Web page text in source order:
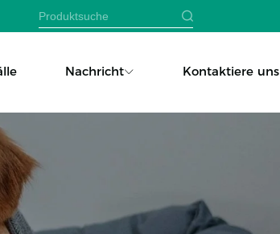
Nachricht Kontaktiere uns